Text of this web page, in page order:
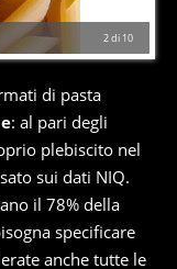
2di 10
di pasta
: al pari degli
plebiscito nel
sui dati NIQ.
il 78% della
specificare
anche tutte le